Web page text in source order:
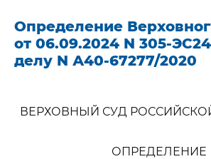
Определение
от 06.09.2024 N 305-
делу N А40-67277/2020
ВЕРХОВНЫЙ СУД
ОПРЕДЕЛЕНИЕ